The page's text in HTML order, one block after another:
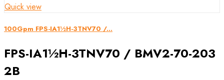
Quick view
100Gpm FPS-IA1½H-3TNV70 /...
FPS-IA1½H-3TNV70 / BMV2-70-203
2B